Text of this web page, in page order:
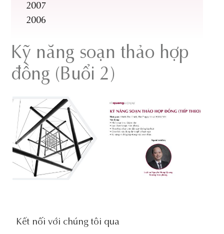
2007
2006
Kỹ năng soạn thảo hợp
đồng (Buổi 2)
social-
Kết nối với chúng tôi qua